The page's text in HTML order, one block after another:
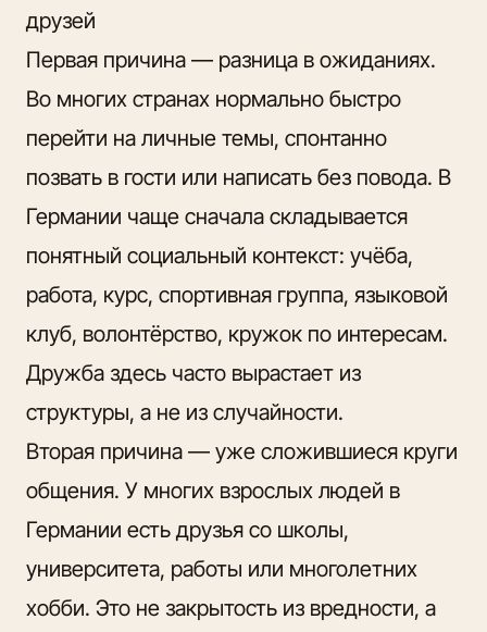
друзей
Первая причина — разница в ожиданиях.
Во многих странах нормально быстро
перейти на личные темы, спонтанно
позвать в гости или написать без повода. В
Германии чаще сначала складывается
понятный социальный контекст: учёба,
работа, курс, спортивная группа, языковой
клуб, волонтёрство, кружок по интересам.
Дружба здесь часто вырастает из
структуры, а не из случайности.
Вторая причина — уже сложившиеся круги
общения. У многих взрослых людей в
Германии есть друзья со школы,
университета, работы или многолетних
хобби. Это не закрытость из вредности, а